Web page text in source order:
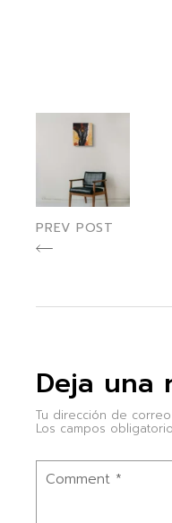
PREV POST
Deja una
Tu dirección de
Los campos